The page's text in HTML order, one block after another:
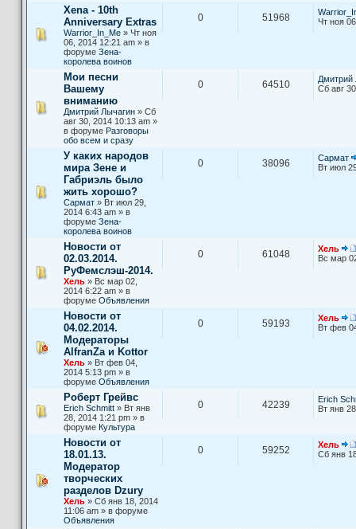
Xena - 10th
Anniversary Extras
Warrior_In_Me » Чт ноя
06, 2014 12:21 am » в
форуме Зена-
королева воинов
0 51968
Чт ноя
Мои песни
Вашему
вниманию
Дмитрий Лычагин » Сб
авг 30, 2014 10:13 am »
в форуме Разговоры
обо всем и сразу
0 64510
Дмитрий
Сб авг
У каких народов
мира Зене и
Габриэль было
жить хорошо?
Сармат » Вт июл 29,
2014 6:43 am » в
форуме Зена-
королева воинов
0 38096
Сармат
Вт июл
Новости от
02.03.2014.
РуФемслэш-2014.
Хель » Вс мар 02,
2014 6:22 am » в
форуме Объявления
0 61048
Хель
Вс мар
Новости от
04.02.2014.
Модераторы
AlfranZa и Kottor
Хель » Вт фев 04,
2014 5:13 pm » в
форуме Объявления
0 59193
Хель
Вт фев
Роберт Грейвс
Erich Schmitt » Вт янв
28, 2014 1:21 pm » в
форуме Культура
0 42239
Erich
Вт янв
Новости от
18.01.13.
Модератор
творческих
разделов Dzury
Хель » Сб янв 18, 2014
11:06 am » в форуме
Объявления
0 59252
Хель
Сб янв